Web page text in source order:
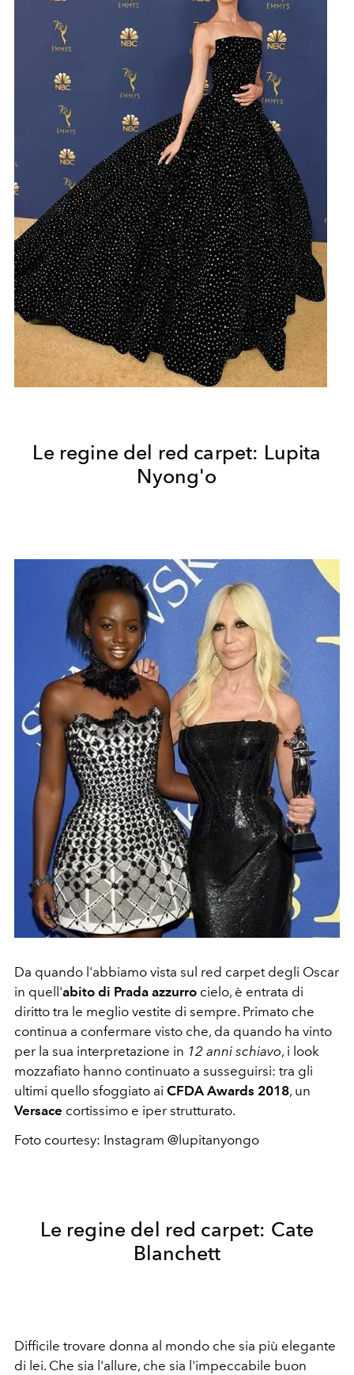
Le regine del red carpet: Lupita
Nyong'o
Da quando l'abbiamo vista sul red carpet degli Oscar
in quell'abito di Prada azzurro cielo, è entrata di
diritto tra le meglio vestite di sempre. Primato che
continua a confermare visto che, da quando ha vinto
per la sua interpretazione in 12 anni schiavo, i look
mozzafiato hanno continuato a susseguirsi: tra gli
ultimi quello sfoggiato ai CFDA Awards 2018, un
Versace cortissimo e iper strutturato.
Foto courtesy: Instagram @lupitanyongo
Le regine del red carpet: Cate
Blanchett
Difficile trovare donna al mondo che sia più elegante
di lei. Che sia l'allure, che sia l'impeccabile buon